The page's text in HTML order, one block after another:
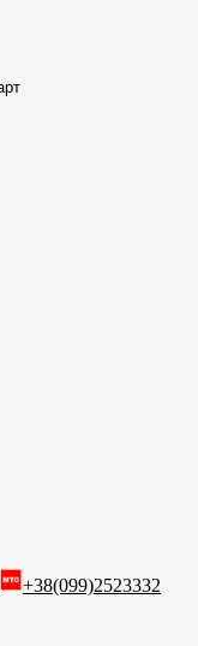
+38(099)2523332